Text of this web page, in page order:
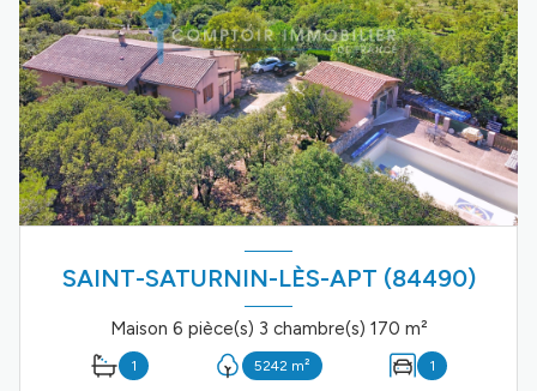
SAINT-SATURNIN-LÈS-APT (84490)
Maison 6 pièce(s) 3 chambre(s) 170 m²
1 5242 m² 1